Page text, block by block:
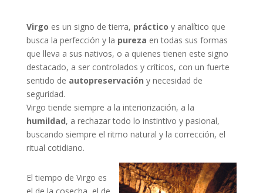
Virgo es un signo de tierra, práctico y analítico que
busca la perfección y la pureza en todas sus formas
que lleva a sus nativos, o a quienes tienen este signo
destacado, a ser controlados y críticos, con un fuerte
sentido de autopreservación y necesidad de
seguridad.
Virgo tiende siempre a la interiorización, a la
humildad, a rechazar todo lo instintivo y pasional,
buscando siempre el ritmo natural y la corrección, el
ritual cotidiano.
El tiempo de Virgo es